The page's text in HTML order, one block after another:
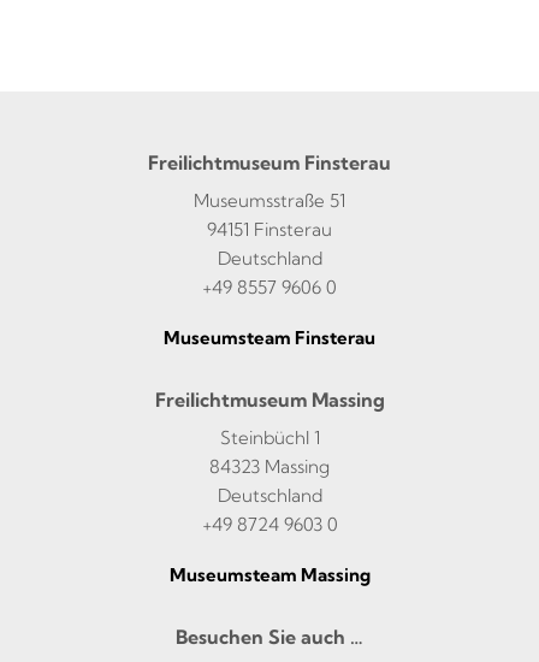
Freilichtmuseum Finsterau
Museumsstraße 51
94151 Finsterau
Deutschland
+49 8557 9606 0
Museumsteam Finsterau
Freilichtmuseum Massing
Steinbüchl 1
84323 Massing
Deutschland
+49 8724 9603 0
Museumsteam Massing
Besuchen Sie auch …